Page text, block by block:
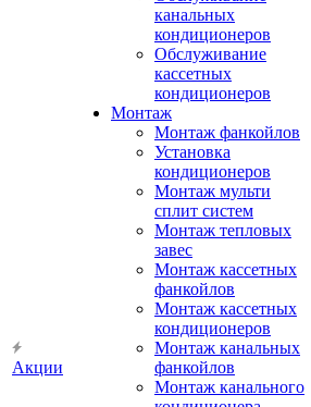
Акции
канальных
кондиционеров
Обслуживание
кассетных
кондиционеров
Монтаж
Монтаж фанкойлов
Установка
кондиционеров
Монтаж мульти
сплит систем
Монтаж тепловых
завес
Монтаж кассетных
фанкойлов
Монтаж кассетных
кондиционеров
Монтаж канальных
фанкойлов
Монтаж канального